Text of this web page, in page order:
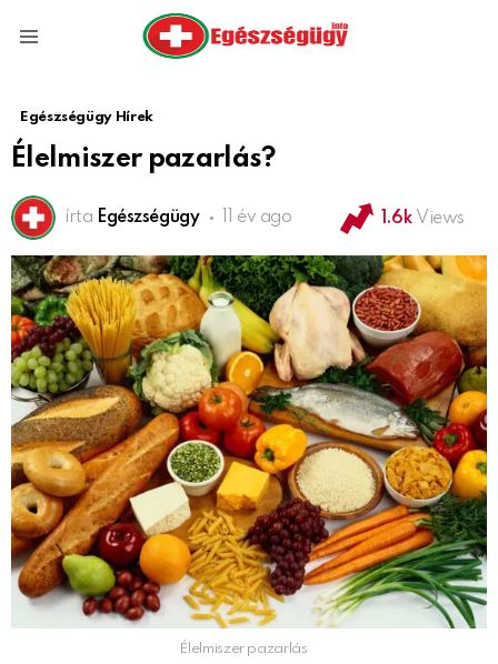
Egészségügy Hírek
Élelmiszer pazarlás?
írta Egészségügy 11 év ago 1.6k Views
Élelmiszer pazarlás